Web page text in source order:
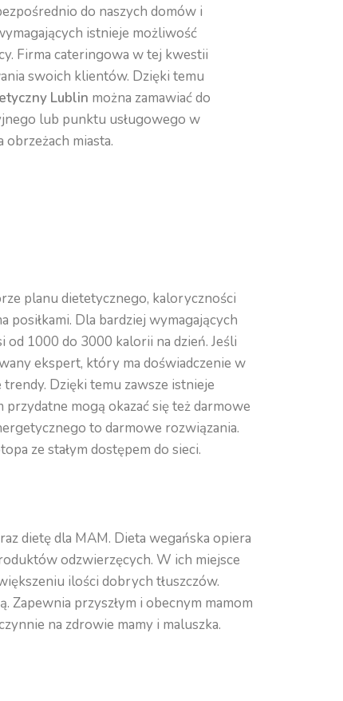
do naszych domów i
istnieje możliwość
Firma cateringowa w tej kwestii
swoich klientów. Dzięki temu
Lublin można zamawiać do
lub punktu usługowego w
obrzeżach miasta.
planu dietetycznego, kaloryczności
posiłkami. Dla bardziej wymagających
1000 do 3000 kalorii na dzień. Jeśli
ekspert, który ma doświadczenie w
Dzięki temu zawsze istnieje
mogą okazać się też darmowe
to darmowe rozwiązania.
ze stałym dostępem do sieci.
dietę dla MAM. Dieta wegańska opiera
odzwierzęcych. W ich miejsce
ilości dobrych tłuszczów.
Zapewnia przyszłym i obecnym mamom
na zdrowie mamy i maluszka.